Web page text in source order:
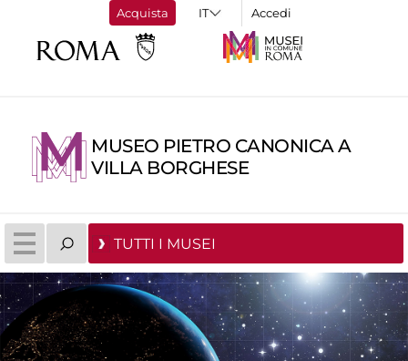
Acquista Accedi
MUSEO PIETRO CANONICA A
VILLA BORGHESE
TUTTI I MUSEI